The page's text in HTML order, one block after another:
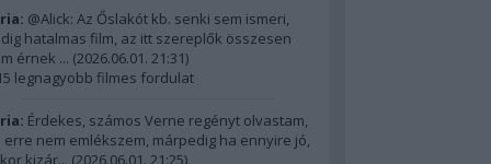
@Alick: Az Őslakót kb. senki sem ismeri,
hatalmas film, az itt szereplők összesen
érnek ... (2026.06.01. 21:31)
legnagyobb filmes fordulat
Érdekes, számos Verne regényt olvastam,
erre nem emlékszem, márpedig ha ennyire jó,
kizár... (2026.06.01. 21:25)